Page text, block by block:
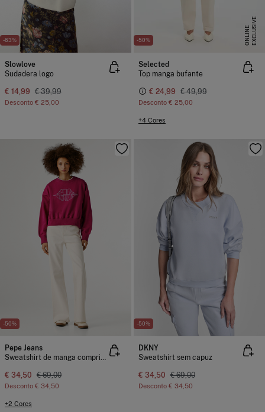
-63%
Slowlove
Sudadera logo
€ 14,99 € 39,99
Desconto € 25,00
-50% E
X
C
L
U
SI
V
E
O
N
L
I
N
E
Selected
Top manga bufante
€ 24,99 € 49,99
Desconto € 25,00
+4 Cores
-50%
Pepe Jeans
€ 34,50 € 69,00
Desconto € 34,50
+2 Cores
-50%
DKNY
Sweatshirt sem capuz
€ 34,50 € 69,00
Desconto € 34,50